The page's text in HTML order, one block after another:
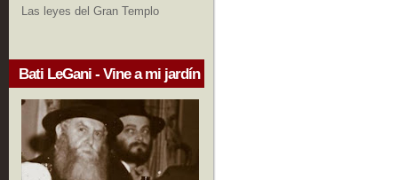
Las leyes del Gran Templo
Bati LeGani - Vine a mi jardín